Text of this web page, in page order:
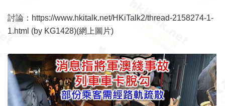
討論： https://www.hkitalk.net/HKiTalk2/thread-2158274-1-
1.html (by KG1428)(網上圖片)